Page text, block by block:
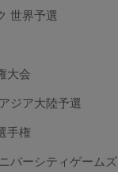
世界予選
大会
ジア大陸予選
手権
バーシティゲームズ